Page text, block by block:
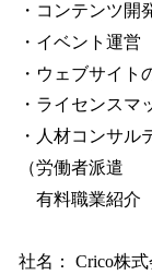
・コンテンツ開
・イベント運営
・ウェブサイト
・ライセンスマ
・人材コンサル
（労働者派遣
有料職業紹介
社名： Crico株式